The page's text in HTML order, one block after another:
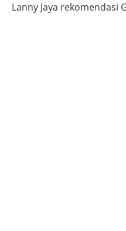
Lanny Jaya rekomendasi